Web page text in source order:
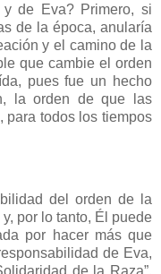
de Eva? Primero, si
de la época, anularía
y el camino de la
que cambie el orden
pues fue un hecho
la orden de que las
para todos los tiempos
del orden de la
por lo tanto, Él puede
por hacer más que
de Eva,
de la Raza”,